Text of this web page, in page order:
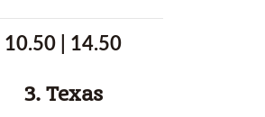
10.50 | 14.50
3. Texas